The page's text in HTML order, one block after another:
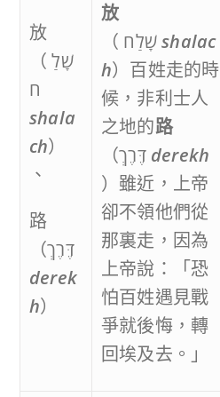
放
（ שָׁלַ
ח
shala
ch）
、
路
（דֶּרֶךְ
derek
h）
放
（ שָׁלַחshalac
h）百姓走的時
候，非利士人
之地的路
（דֶּרֶךְ derekh
）雖近，上帝
卻不領他們從
那裏走，因為
上帝說：「恐
怕百姓遇見戰
爭就後悔，轉
回埃及去。」